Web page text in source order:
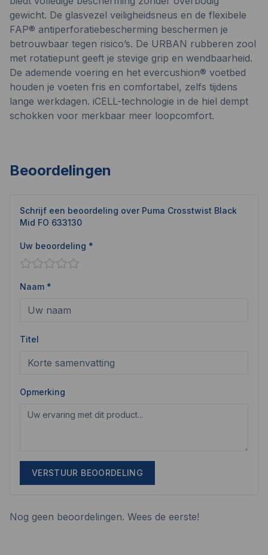
gewicht. De glasvezel veiligheidsneus en de flexibele
FAP® antiperforatiebescherming beschermen je
betrouwbaar tegen risico’s. De URBAN rubberen zool
met rotatiepunt geeft je stevige grip en wendbaarheid.
De ademende voering en het evercushion® voetbed
houden je voeten fris en comfortabel, zelfs tijdens
lange werkdagen. iCELL-technologie in de hiel dempt
schokken voor merkbaar meer loopcomfort.
Beoordelingen
Schrijf een beoordeling over Puma Crosstwist Black
Mid FO 633130
Uw beoordeling *
Naam *
Titel
Opmerking
VERSTUUR BEOORDELING
Nog geen beoordelingen. Wees de eerste!